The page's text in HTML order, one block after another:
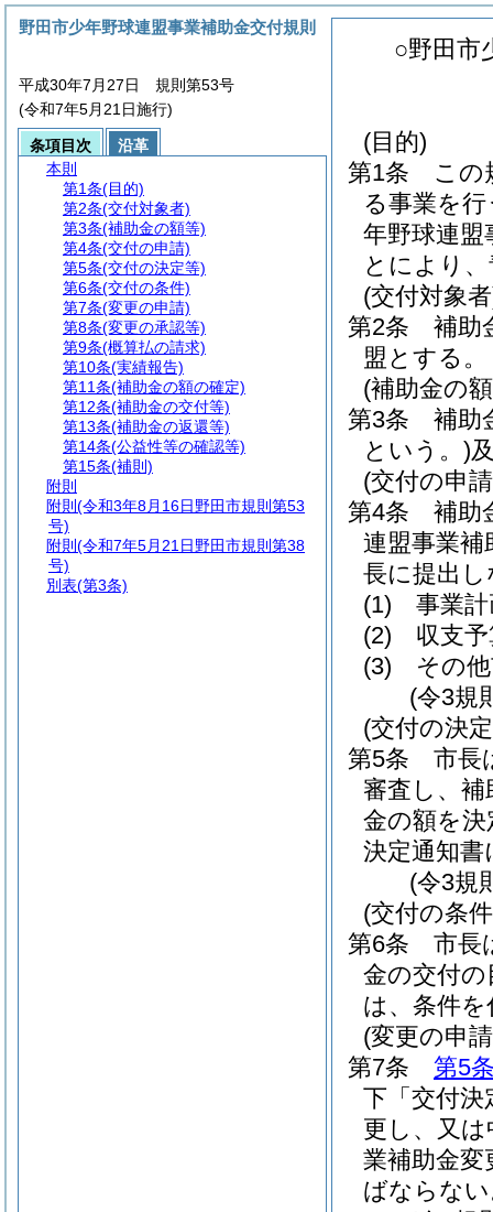
○野田市
(目的)
第1条
この
る事業を
年野球連盟
とにより
(交付対象
第2条
補助
盟とする。
(補助金の
第3条
補助
という。)
(交付の申
第4条
補助
連盟事業
長に提出
(1)
事業
(2)
収支
(3)
その
(令3規
(交付の決
第5条
市長
審査し、
金の額を決
決定通知
(令3規
(交付の条
第6条
市長
金の交付
は、条件
(変更の申
第7条
第5
下「交付決
更し、又
業補助金
ばならな
野田市少年野球連盟事業補助金交付規則
平成30年7月27日 規則第53号
(令和7年5月21日施行)
条項目次
沿革
本則
第1条(目的)
第2条(交付対象者)
第3条(補助金の額等)
第4条(交付の申請)
第5条(交付の決定等)
第6条(交付の条件)
第7条(変更の申請)
第8条(変更の承認等)
第9条(概算払の請求)
第10条(実績報告)
第11条(補助金の額の確定)
第12条(補助金の交付等)
第13条(補助金の返還等)
第14条(公益性等の確認等)
第15条(補則)
附則
附則 (令和3年8月16日野田市規則第53
号)
附則 (令和7年5月21日野田市規則第38
号)
別表(第3条)